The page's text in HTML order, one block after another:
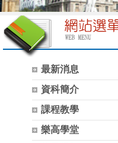
最新消息
資科簡介
課程教學
樂高學堂